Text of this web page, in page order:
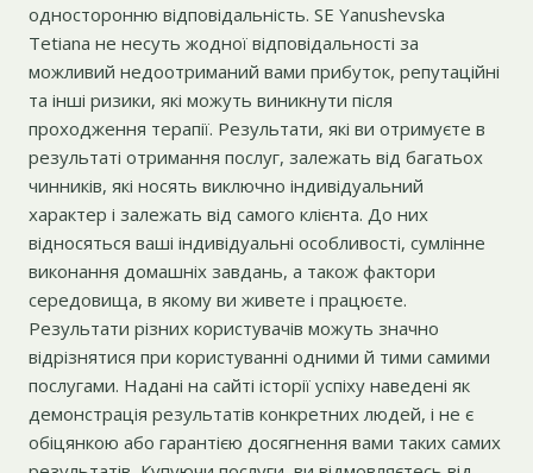
односторонню відповідальність. SE Yanushevska
Tetiana не несуть жодної відповідальності за
можливий недоотриманий вами прибуток, репутаційні
та інші ризики, які можуть виникнути після
проходження терапії. Результати, які ви отримуєте в
результаті отримання послуг, залежать від багатьох
чинників, які носять виключно індивідуальний
характер і залежать від самого клієнта. До них
відносяться ваші індивідуальні особливості, сумлінне
виконання домашніх завдань, а також фактори
середовища, в якому ви живете і працюєте.
Результати різних користувачів можуть значно
відрізнятися при користуванні одними й тими самими
послугами. Надані на сайті історії успіху наведені як
демонстрація результатів конкретних людей, і не є
обіцянкою або гарантією досягнення вами таких самих